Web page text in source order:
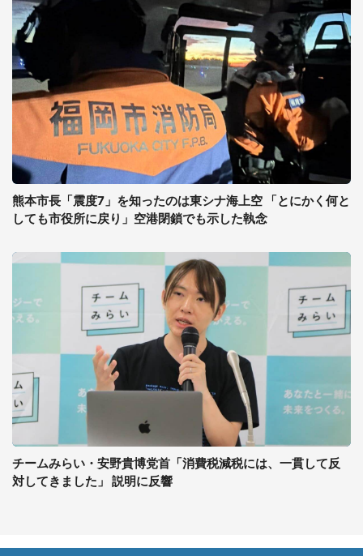
熊本市長「震度7」を知ったのは東シナ海上空 「とにかく何と
しても市役所に戻り」空港閉鎖でも示した執念
チームみらい・安野貴博党首「消費税減税には、一貫して反
対してきました」 説明に反響